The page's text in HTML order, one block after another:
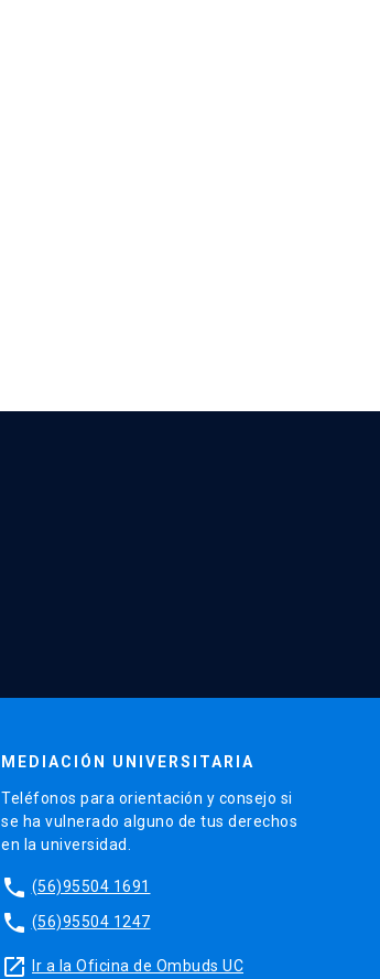
MEDIACIÓN UNIVERSITARIA
Teléfonos para orientación y consejo si
se ha vulnerado alguno de tus derechos
en la universidad.
phone (56)95504 1691
phone (56)95504 1247
launch Ir a la Oficina de Ombuds UC